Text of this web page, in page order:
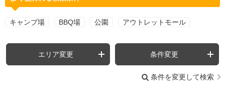
キャンプ場 BBQ場 公園 アウトレットモール
エリア変更 条件変更
条件を変更して検索